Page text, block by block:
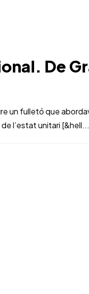
De
un fulletó que
l’estat unitari [&hell...